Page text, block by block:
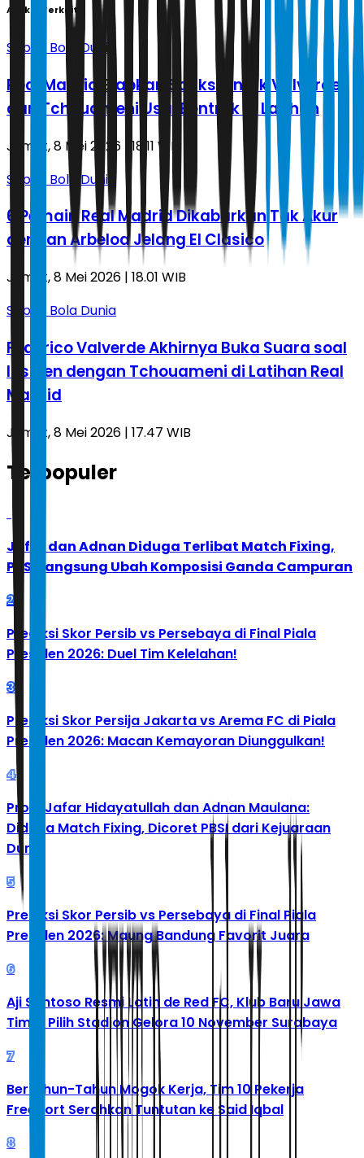
Artikel Terkait
Sepak Bola Dunia
Real Madrid Siapkan Sanksi untuk Valverde
dan Tchouameni Usai Bentrok di Latihan
Jumat, 8 Mei 2026 | 18.11 WIB
Sepak Bola Dunia
6 Pemain Real Madrid Dikabarkan Tak Akur
dengan Arbeloa Jelang El Clasico
Jumat, 8 Mei 2026 | 18.01 WIB
Sepak Bola Dunia
Federico Valverde Akhirnya Buka Suara soal
Insiden dengan Tchouameni di Latihan Real
Madrid
Jumat, 8 Mei 2026 | 17.47 WIB
Terpopuler
Jafar dan Adnan Diduga Terlibat Match Fixing,
PBSI Langsung Ubah Komposisi Ganda Campuran
2
Prediksi Skor Persib vs Persebaya di Final Piala
Presiden 2026: Duel Tim Kelelahan!
3
Prediksi Skor Persija Jakarta vs Arema FC di Piala
Presiden 2026: Macan Kemayoran Diunggulkan!
4
Profil Jafar Hidayatullah dan Adnan Maulana:
Diduga Match Fixing, Dicoret PBSI dari Kejuaraan
Dunia
5
Prediksi Skor Persib vs Persebaya di Final Piala
Presiden 2026: Maung Bandung Favorit Juara
6
Aji Santoso Resmi Latih de Red FC, Klub Baru Jawa
Timur Pilih Stadion Gelora 10 November Surabaya
7
Bertahun-Tahun Mogok Kerja, Tim 10 Pekerja
Freeport Serahkan Tuntutan ke Said Iqbal
8